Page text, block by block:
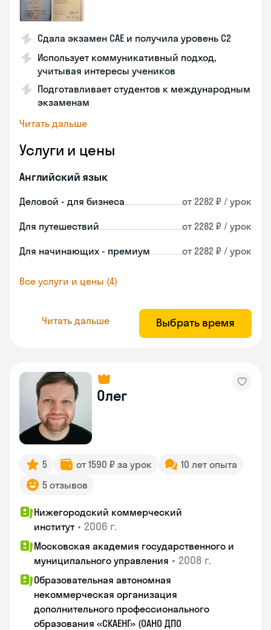
Сдала экзамен CAE и получила уровень С2
Использует коммуникативный подход,
учитывая интересы учеников
Подготавливает студентов к международным
экзаменам
Читать дальше
Услуги и цены
Английский язык
Деловой - для бизнеса от 2282 ₽ / урок
Для путешествий от 2282 ₽ / урок
Для начинающих - премиум от 2282 ₽ / урок
Все услуги и цены (4)
Читать дальше Выбрать время
Олег
5 от 1590 ₽ за урок
10 лет опыта
5 отзывов
Нижегородский коммерческий
институт • 2006 г.
Московская академия государственного и
муниципального управления • 2008 г.
Образовательная автономная
некоммерческая организация
дополнительного профессионального
образования «СКАЕНГ» (ОАНО ДПО